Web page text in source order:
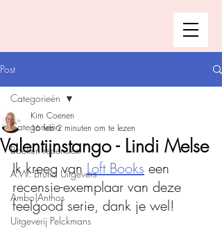
Post
Categorieën
Boeken recensies
A.W. Bruna Uitgevers
Ambo|Anthos
Uitgeverij Pelckmans
Categorieën
Valentijnstango - Lindi Melse
Kim Coenen
16 feb 2 minuten om te lezen
Ik kreeg van Loft Books een
recensie-exemplaar van deze
feelgood serie, dank je wel!